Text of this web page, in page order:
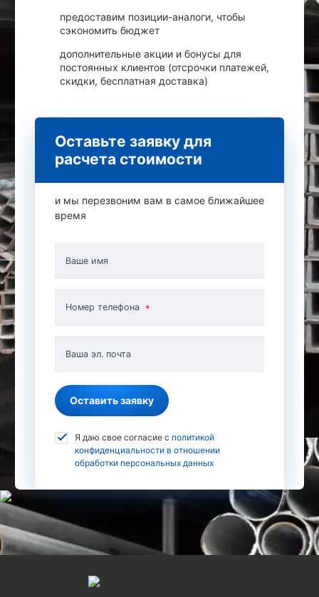
предоставим позиции-аналоги, чтобы
сэкономить бюджет
дополнительные акции и бонусы для
постоянных клиентов (отсрочки платежей,
скидки, бесплатная доставка)
Оставьте заявку для
расчета стоимости
и мы перезвоним вам в самое ближайшее
время
Ваше имя
Номер телефона
Ваша эл. почта
Оставить заявку
Я даю свое согласие с политикой
конфиденциальности в отношении
обработки персональных данных